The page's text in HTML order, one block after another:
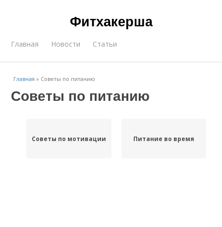
Фитхакерша
Главная Новости Статьи
Главная » Советы по питанию
Советы по питанию
Советы по мотивации Питание во время